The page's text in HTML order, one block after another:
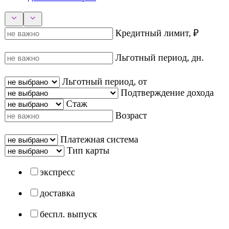
Кредитный лимит, ₽
Льготный период, дн.
Льготный период, от
Подтверждение дохода
Стаж
Возраст
Платежная система
Тип карты
экспресс
доставка
беспл. выпуск